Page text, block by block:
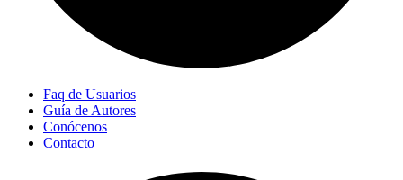
Faq de Usuarios
Guía de Autores
Conócenos
Contacto